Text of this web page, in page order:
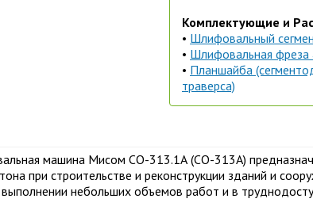
Комплектующие и
• Шлифовальный
• Шлифовальная фреза
• Планшайба
траверса)
машина Мисом СО-313.1А (СО-313А)
при строительстве и реконструкции зданий и
небольших объемов работ и в